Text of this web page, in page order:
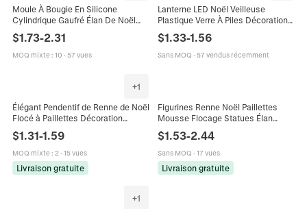
Moule À Bougie En Silicone
Cylindrique Gaufré Élan De Noël
Plâtre De Renne DIY Décoration
$1.73-2.31
MOQ mixte: 10 · 57 vues
Lanterne LED Noël Veilleuse
Plastique Verre À Piles Décoration
Père Noël Bonhomme Neige
$1.33-1.56
Sans MOQ · 57 vendus récemment
+1
Élégant Pendentif de Renne de Noël
Flocé à Paillettes Décoration
d'Arbre Ornement d'Élan Suspendu
pour Fête Maison Noël
$1.31-1.59
MOQ mixte: 2· 15 vues
Livraison gratuite
Figurines Renne Noël Paillettes
Mousse Flocage Statues Élan
Pomme Pin Nœud Décor Table
Maison Vacances Ornements
$1.53-2.44
Sans MOQ · 17 vues
Livraison gratuite
+1